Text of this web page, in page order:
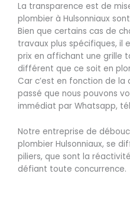
La transparence est de
plombier à Hulsonniaux
Bien que certains cas de
travaux plus spécifiques, il
prix en affichant une grille
différent que ce soit en
Car c’est en fonction de
passé que nous pouvons
immédiat par Whatsapp,
Notre entreprise de
plombier Hulsonniaux, se
piliers, que sont la
défiant toute concurrence.